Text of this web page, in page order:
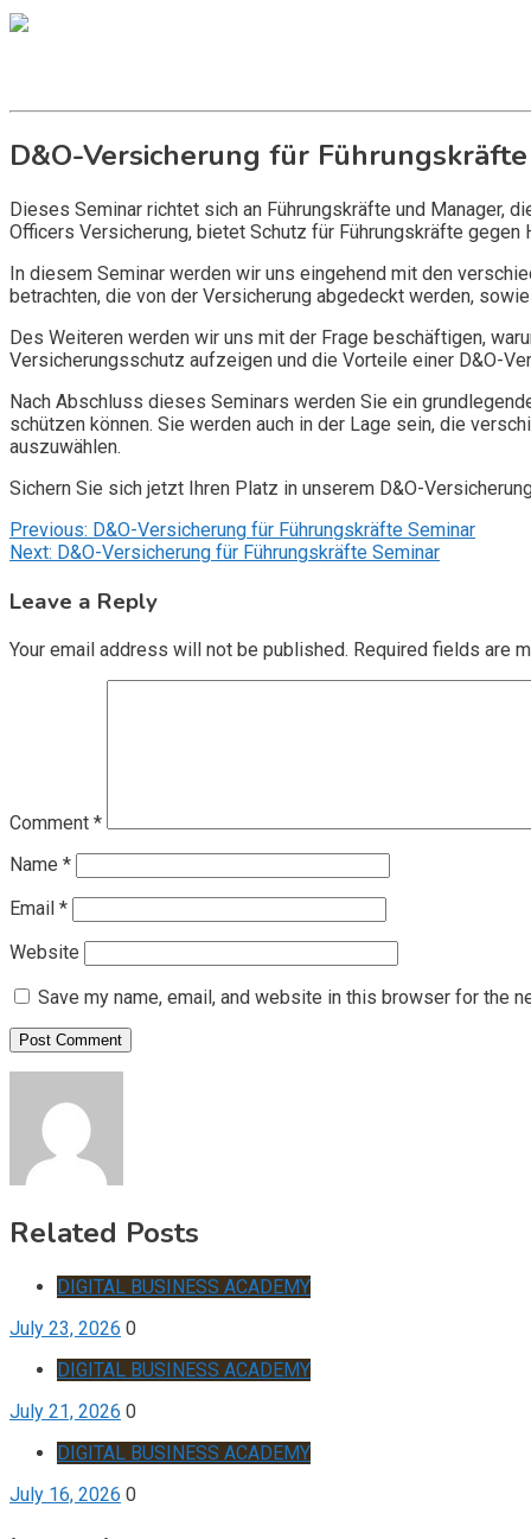
D&O-Versicherung für
Dieses Seminar richtet sich an Führungskräfte und Manager,
Officers Versicherung, bietet Schutz für Führungskräfte
In diesem Seminar werden wir uns eingehend mit den
betrachten, die von der Versicherung abgedeckt werden,
Des Weiteren werden wir uns mit der Frage beschäftigen,
Versicherungsschutz aufzeigen und die Vorteile einer D&O-
Nach Abschluss dieses Seminars werden Sie ein
schützen können. Sie werden auch in der Lage sein, die
auszuwählen.
Sichern Sie sich jetzt Ihren Platz in unserem D&O-
Post
navigation
Previous: D&O-Versicherung für Führungskräfte Seminar
Next: D&O-Versicherung für Führungskräfte Seminar
Leave a Reply
Your email address will not be published. Required fields are
Comment *
Name *
Email *
Website
Save my name, email, and website in this browser for the
Related Posts
DIGITAL BUSINESS ACADEMY
July 23, 2026 0
DIGITAL BUSINESS ACADEMY
July 21, 2026 0
DIGITAL BUSINESS ACADEMY
July 16, 2026 0